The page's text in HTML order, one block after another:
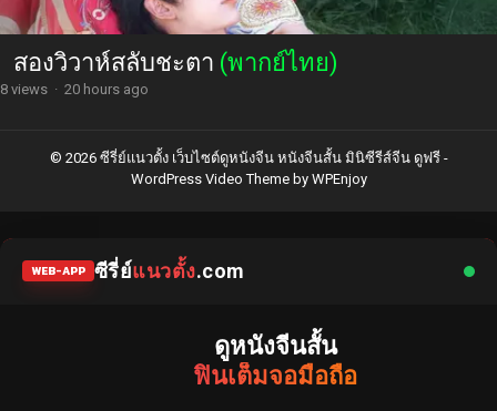
สองวิวาห์สลับชะตา (พากย์ไทย)
8 views · 20 hours ago
© 2026 ซีรี่ย์แนวตั้ง เว็บไซต์ดูหนังจีน หนังจีนสั้น มินิซีรีส์จีน ดูฟรี -
WordPress Video Themeby WPEnjoy
WEB-APP ซีรี่ย์แนวตั้ง.com
ดูหนังจีนสั้น
ฟินเต็มจอมือถือ